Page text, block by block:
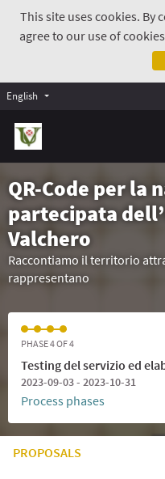
This site uses cookies. By
agree to our use of
English
QR-Code per la
partecipata
Valchero
Raccontiamo il territorio
rappresentano
PHASE 4 OF 4
Testing del servizio ed
2023-09-03 - 2023-10-31
Process phases
PROPOSALS